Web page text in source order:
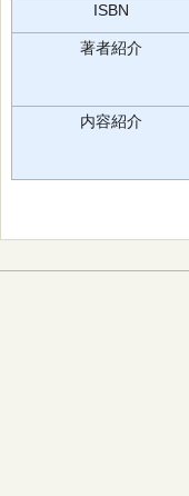
ISBN
著者紹介
内容紹介